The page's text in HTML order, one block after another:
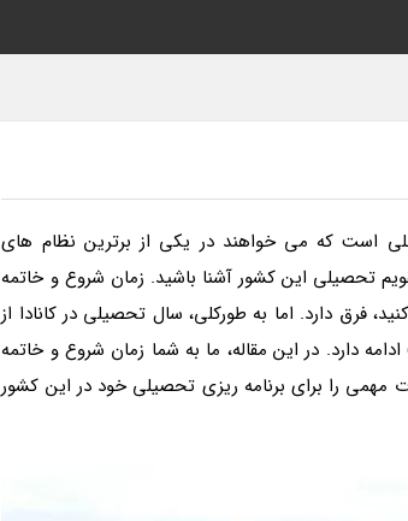
است که می خواهند در یکی از برترین نظام های
تحصیلی این کشور آشنا باشید. زمان شروع و خاتمه
فرق دارد. اما به طورکلی، سال تحصیلی در کانادا از
دارد. در این مقاله، ما به شما زمان شروع و خاتمه
مهمی را برای برنامه ریزی تحصیلی خود در این کشور